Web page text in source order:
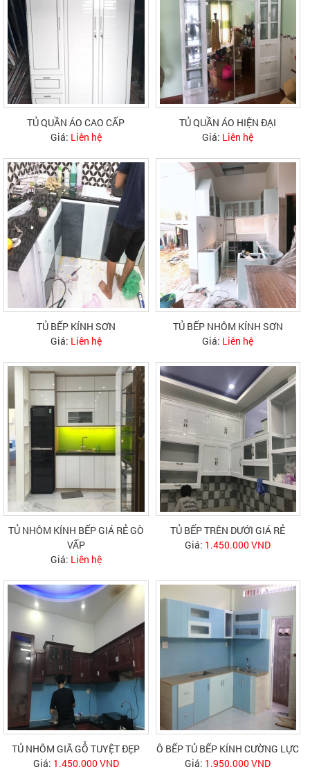
TỦ QUẦN ÁO CAO CẤP
Giá: Liên hệ
TỦ QUẦN ÁO HIỆN ĐẠI
Giá: Liên hệ
TỦ BẾP KÍNH SƠN
Giá: Liên hệ
TỦ BẾP NHÔM KÍNH SƠN
Giá: Liên hệ
TỦ NHÔM KÍNH BẾP GIÁ RẺ GÒ
VẤP
Giá: Liên hệ
TỦ BẾP TRÊN DƯỚI GIÁ RẺ
Giá: 1.450.000 VND
TỦ NHÔM GIÃ GỖ TUYỆT ĐẸP
Giá: 1.450.000 VND
Ô BẾP TỦ BẾP KÍNH CƯỜNG LỰC
Giá: 1.950.000 VND